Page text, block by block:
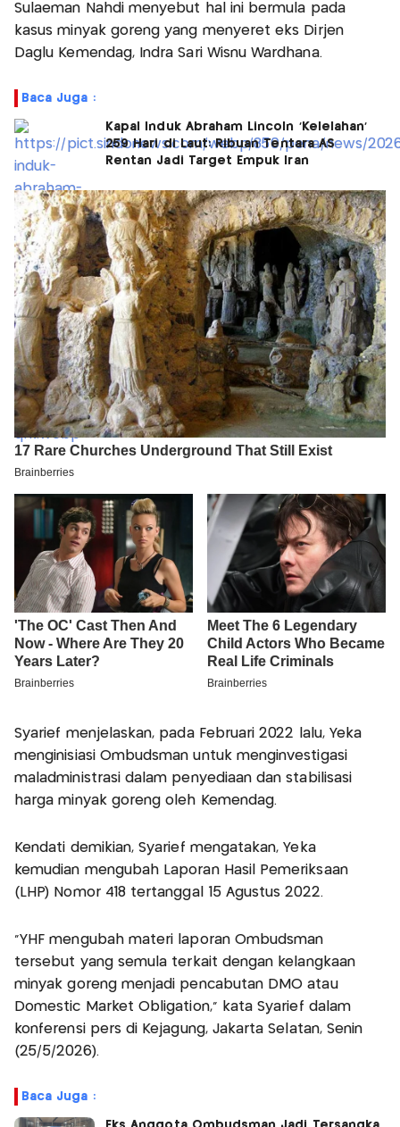
Sulaeman Nahdi menyebut hal ini bermula pada
kasus minyak goreng yang menyeret eks Dirjen
Daglu Kemendag, Indra Sari Wisnu Wardhana.
Baca Juga :
Kapal Induk Abraham Lincoln 'Kelelahan'
259 Hari di Laut: Ribuan Tentara AS
Rentan Jadi Target Empuk Iran
Syarief menjelaskan, pada Februari 2022 lalu, Yeka
menginisiasi Ombudsman untuk menginvestigasi
maladministrasi dalam penyediaan dan stabilisasi
harga minyak goreng oleh Kemendag.
Kendati demikian, Syarief mengatakan, Yeka
kemudian mengubah Laporan Hasil Pemeriksaan
(LHP) Nomor 418 tertanggal 15 Agustus 2022.
"YHF mengubah materi laporan Ombudsman
tersebut yang semula terkait dengan kelangkaan
minyak goreng menjadi pencabutan DMO atau
Domestic Market Obligation," kata Syarief dalam
konferensi pers di Kejagung, Jakarta Selatan, Senin
(25/5/2026).
Baca Juga :